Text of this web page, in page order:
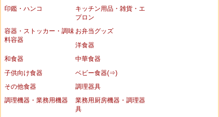
印鑑・ハンコ
キッチン用品・雑貨・エ
プロン
容器・ストッカー・調味
料容器
お弁当グッズ
洋食器
和食器
中華食器
子供向け食器
ベビー食器(⇒)
その他食器
調理器具
調理機器・業務用機器
業務用厨房機器・調理器
具